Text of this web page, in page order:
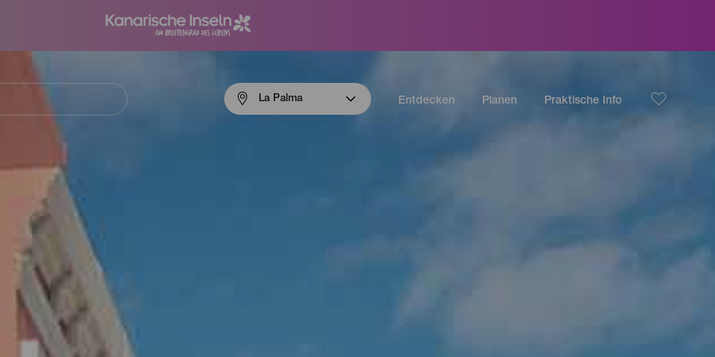
La Palma Entdecken Planen Praktische Info